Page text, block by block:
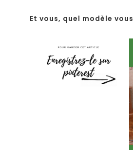
Et vous, quel modèle